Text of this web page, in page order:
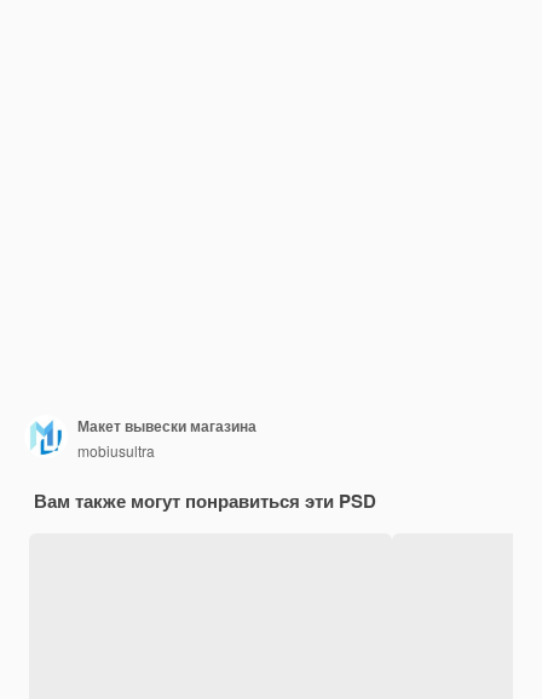
Макет вывески магазина
mobiusultra
Вам также могут понравиться эти PSD